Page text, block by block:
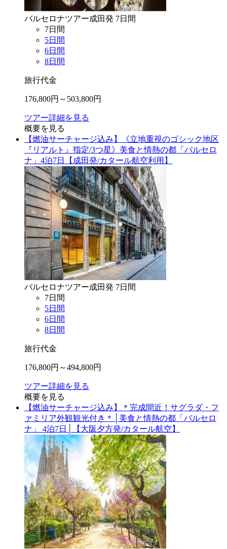
バルセロナツアー成田発 7日間
7日間
5日間
6日間
8日間
旅行代金
176,800円～ 503,800円
ツアー詳細を見る
概要を見る
【燃油サーチャージ込み】《立地重視のゴシック地区
『リアルト』指定/3つ星》美食と情熱の都「バルセロ
ナ」4泊7日【成田発/カタール航空利用】
バルセロナツアー成田発 7日間
7日間
5日間
6日間
8日間
旅行代金
176,800円～494,800円
ツアー詳細を見る
概要を見る
【燃油サーチャージ込み】＊完成間近！サグラダ・フ
ァミリア外観観光付き＊│美食と情熱の都「バルセロ
ナ」 4泊7日│【大阪夕方発/カタール航空】